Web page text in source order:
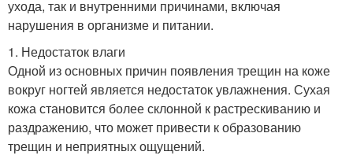
ухода, так и внутренними причинами, включая
нарушения в организме и питании.
1. Недостаток влаги
Одной из основных причин появления трещин на коже
вокруг ногтей является недостаток увлажнения. Сухая
кожа становится более склонной к растрескиванию и
раздражению, что может привести к образованию
трещин и неприятных ощущений.